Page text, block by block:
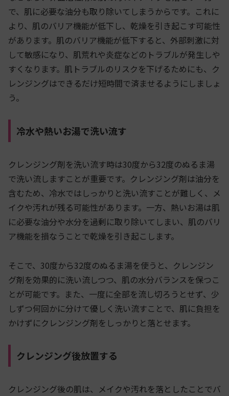
で、肌に必要な油分も取り除いてしまうからです。これに
より、肌のバリア機能が低下し、乾燥を引き起こす可能性
があります。肌のバリア機能が低下すると、外部刺激に対
して敏感になり、肌荒れや炎症などのトラブルが発生しや
すくなります。肌トラブルのリスクを下げるためにも、ク
レンジングはできるだけ短時間で済ませるようにしましょ
う。
冷水や熱いお湯で洗い流す
クレンジング剤を洗い流す時は30度から32度のぬるま湯
で洗い流しますことが重要です。クレンジング剤は油分を
含むため、冷水ではしっかりと洗い流すことが難しく、メ
イクや汚れが残る可能性があります。一方、熱いお湯は肌
に必要な油分や水分を過剰に取り除いてしまい、肌のバリ
ア機能を損なうことで乾燥を引き起こします。
そこで、30度から32度のぬるま湯を使うと、クレンジン
グ剤を効果的に洗い流しつつ、肌の水分バランスを保つこ
とが可能です。また、一度に全部を流し切ろうとせず、少
しずつ何回かに分けて優しく洗い流すことで、肌に負担を
かけずにクレンジング剤をしっかりと落とせます。
クレンジング後放置する
クレンジング後の肌は、メイクや汚れを落としたことでバ